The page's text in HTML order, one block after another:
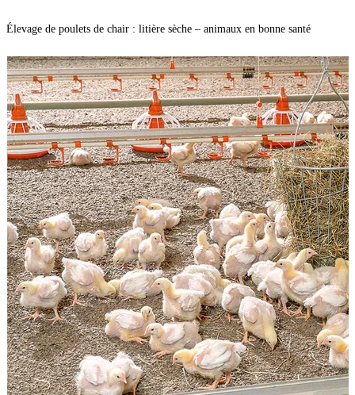
Élevage de poulets de chair : litière sèche – animaux en bonne santé